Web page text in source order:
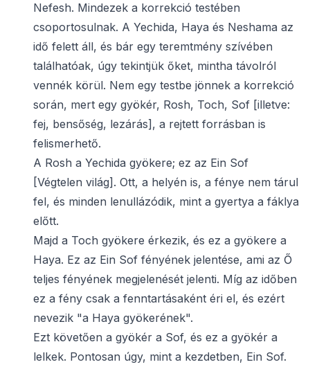
Nefesh. Mindezek a korrekció testében
csoportosulnak. A Yechida, Haya és Neshama az
idő felett áll, és bár egy teremtmény szívében
találhatóak, úgy tekintjük őket, mintha távolról
vennék körül. Nem egy testbe jönnek a korrekció
során, mert egy gyökér, Rosh, Toch, Sof [illetve:
fej, bensőség, lezárás], a rejtett forrásban is
felismerhető.
A Rosh a Yechida gyökere; ez az Ein Sof
[Végtelen világ]. Ott, a helyén is, a fénye nem tárul
fel, és minden lenullázódik, mint a gyertya a fáklya
előtt.
Majd a Toch gyökere érkezik, és ez a gyökere a
Haya. Ez az Ein Sof fényének jelentése, ami az Ő
teljes fényének megjelenését jelenti. Míg az időben
ez a fény csak a fenntartásaként éri el, és ezért
nevezik "a Haya gyökerének".
Ezt követően a gyökér a Sof, és ez a gyökér a
lelkek. Pontosan úgy, mint a kezdetben, Ein Sof.